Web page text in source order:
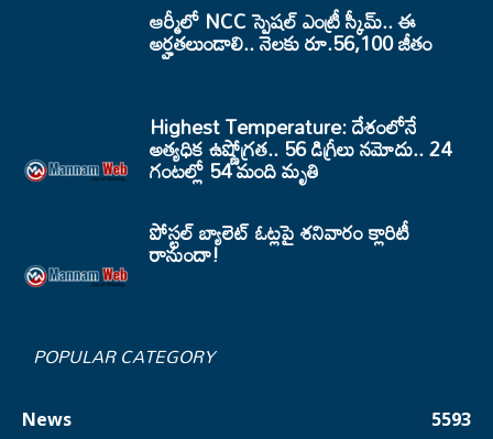
ఆర్మీలో NCC స్పెషల్ ఎంట్రీ స్కీమ్.. ఈ
అర్హతలుండాలి.. నెలకు రూ.56,100 జీతం
Highest Temperature: దేశంలోనే
అత్యధిక ఉష్ణోగ్రత.. 56 డిగ్రీలు నమోదు.. 24
గంటల్లో 54 మంది మృతి
పోస్టల్ బ్యాలెట్ ఓట్లపై శనివారం క్లారిటీ
రానుందా!
POPULAR CATEGORY
News
5593